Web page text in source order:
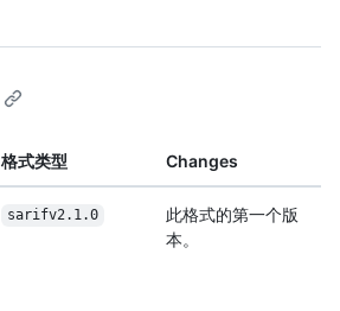
格式类型 Changes
sarifv2.1.0
此格式的第一个版
本。